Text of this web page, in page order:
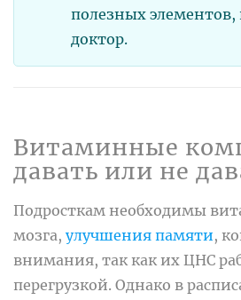
полезных
доктор.
Витаминные
давать или не
Подросткам необходимы
мозга, улучшения памяти,
внимания, так как их ЦНС
перегрузкой. Однако в